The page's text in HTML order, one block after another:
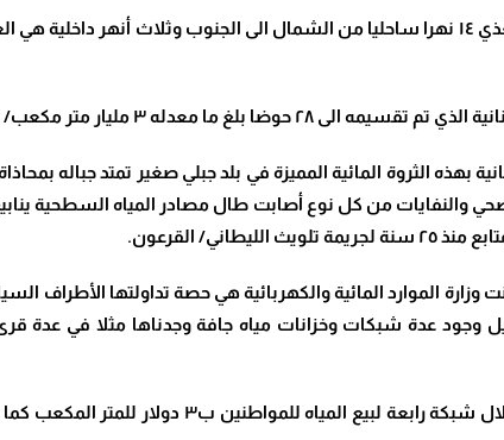
٥ ــــ هذه المرتفعات الجبلية هي مخازن حقيقية للمياه تغذي ١٤ نهرا ساحليا من الشمال
بهذه الثروة المائية المميزة في بلد جبلي صغير تمتد جباله
والنفايات من كل نوع أصابت طال مصادر المياه السطحية
القرعون.
وزارة الموارد المائية والكهربائية هي حصة تداولتها
وجود عدة شبكات وخزانات مياه جافة وجدناها مثلا في عدة
وإستحدثت شركة مياه العدو الصهيوني فيها أيام